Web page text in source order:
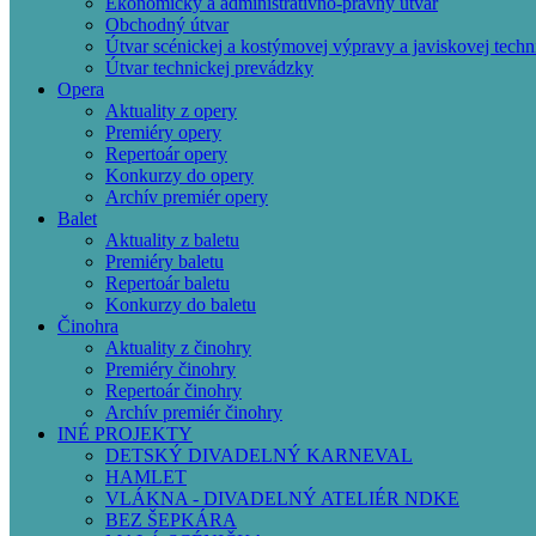
Obchodný útvar
Útvar scénickej a kostýmovej výpravy a javiskovej
Útvar technickej prevádzky
Opera
Aktuality z opery
Premiéry opery
Repertoár opery
Konkurzy do opery
Archív premiér opery
Balet
Aktuality z baletu
Premiéry baletu
Repertoár baletu
Konkurzy do baletu
Činohra
Aktuality z činohry
Premiéry činohry
Repertoár činohry
Archív premiér činohry
INÉ PROJEKTY
DETSKÝ DIVADELNÝ KARNEVAL
HAMLET
VLÁKNA - DIVADELNÝ ATELIÉR NDKE
BEZ ŠEPKÁRA